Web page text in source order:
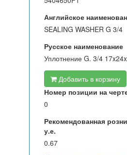
Английское
SEALING WASHER G 3/4
Русское наименование
Уплотнение G. 3/4
Добавить в корзину
Номер позиции на
0
Рекомендованная
у.е.
0.67